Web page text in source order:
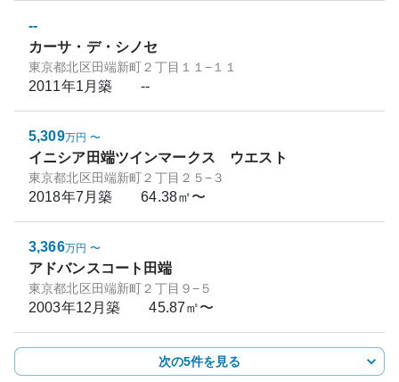
--
カーサ・デ・シノセ
東京都北区田端新町２丁目１１−１１
2011年1月築 --
5,309万円 〜
イニシア田端ツインマークス ウエスト
東京都北区田端新町２丁目２５−３
2018年7月築 64.38㎡〜
3,366万円 〜
アドバンスコート田端
東京都北区田端新町２丁目９−５
2003年12月築 45.87㎡〜
次の5件を見る